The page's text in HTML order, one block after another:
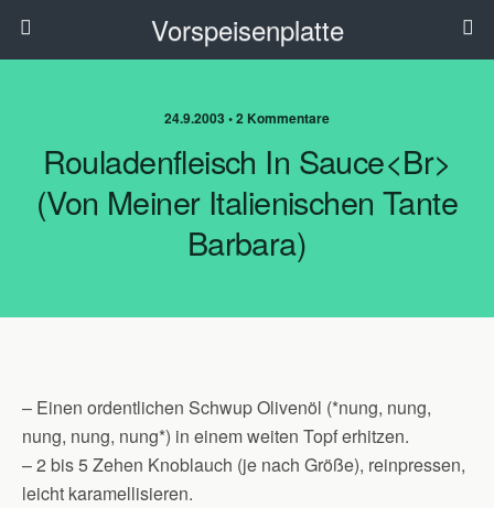
Vorspeisenplatte
24.9.2003 • 2 Kommentare
Rouladenfleisch In Sauce<br>
(von Meiner Italienischen Tante
Barbara)
– Einen ordentlichen Schwup Olivenöl (*nung, nung,
nung, nung, nung*) in einem weiten Topf erhitzen.
– 2 bis 5 Zehen Knoblauch (je nach Größe), reinpressen,
leicht karamellisieren.